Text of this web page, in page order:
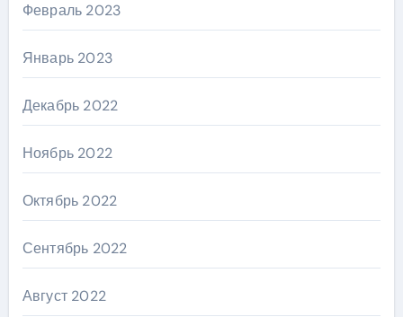
Февраль 2023
Январь 2023
Декабрь 2022
Ноябрь 2022
Октябрь 2022
Сентябрь 2022
Август 2022